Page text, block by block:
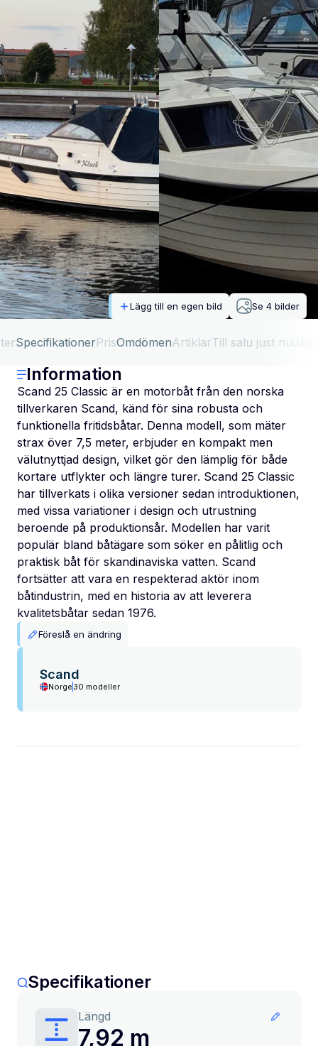
Lägg till en egen bild Se 4 bilder
SpecifikationerPrisOmdömenArtiklarTill salu just nu
Information
Scand 25 Classic är en motorbåt från den norska
tillverkaren Scand, känd för sina robusta och
funktionella fritidsbåtar. Denna modell, som mäter
strax över 7,5 meter, erbjuder en kompakt men
välutnyttjad design, vilket gör den lämplig för både
kortare utflykter och längre turer. Scand 25 Classic
har tillverkats i olika versioner sedan introduktionen,
med vissa variationer i design och utrustning
beroende på produktionsår. Modellen har varit
populär bland båtägare som söker en pålitlig och
praktisk båt för skandinaviska vatten. Scand
fortsätter att vara en respekterad aktör inom
båtindustrin, med en historia av att leverera
kvalitetsbåtar sedan 1976.
Föreslå en ändring
Scand
Norge 30 modeller
Specifikationer
Längd
7,92 m